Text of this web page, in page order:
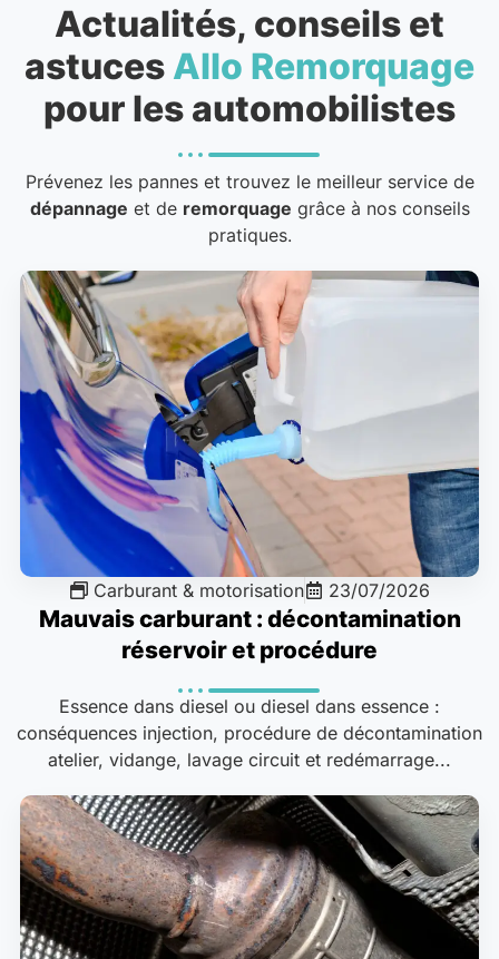
Actualités, conseils et
astuces Allo Remorquage
pour les automobilistes
Prévenez les pannes et trouvez le meilleur service de
dépannage et de remorquage grâce à nos conseils
pratiques.
Carburant & motorisation 23/07/2026
Mauvais carburant : décontamination
réservoir et procédure
Essence dans diesel ou diesel dans essence :
conséquences injection, procédure de décontamination
atelier, vidange, lavage circuit et redémarrage...